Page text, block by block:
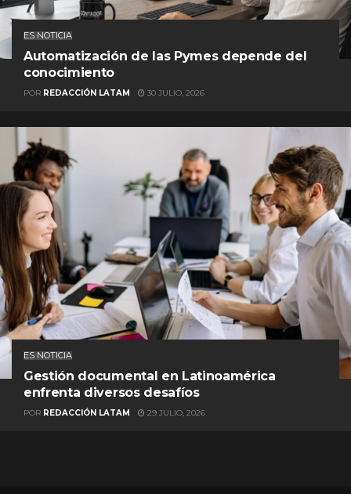
ES NOTICIA
Automatización de las Pymes depende del
conocimiento
POR REDACCIÓN LATAM 30 JULIO, 2026
ES NOTICIA
Gestión documental en Latinoamérica
enfrenta diversos desafíos
POR REDACCIÓN LATAM 29 JULIO, 2026